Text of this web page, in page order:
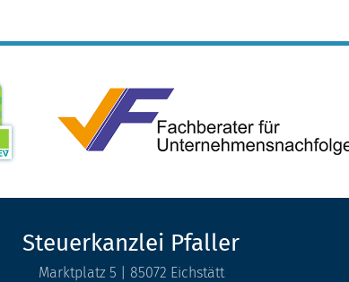
Steuerkanzlei Pfaller
Marktplatz 5 | 85072 Eichstätt